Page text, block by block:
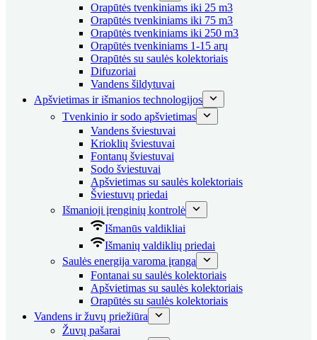
Orapūtės tvenkiniams iki 25 m3
Orapūtės tvenkiniams iki 75 m3
Orapūtės tvenkiniams iki 250 m3
Orapūtės tvenkiniams 1-15 arų
Orapūtės su saulės kolektoriais
Difuzoriai
Vandens šildytuvai
Apšvietimas ir išmanios technologijos
Tvenkinio ir sodo apšvietimas
Vandens šviestuvai
Krioklių šviestuvai
Fontanų šviestuvai
Sodo šviestuvai
Apšvietimas su saulės kolektoriais
Šviestuvų priedai
Išmanioji įrenginių kontrolė
Išmanūs valdikliai
Išmanių valdiklių priedai
Saulės energija varoma įranga
Fontanai su saulės kolektoriais
Apšvietimas su saulės kolektoriais
Orapūtės su saulės kolektoriais
Vandens ir žuvų priežiūra
Žuvų pašarai